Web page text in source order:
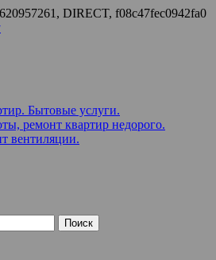
DIRECT, f08c47fec0942fa0
Бытовые услуги.
ремонт квартир недорого.
вентиляции.
обслуживание и ремонт
приточной вентиляции.